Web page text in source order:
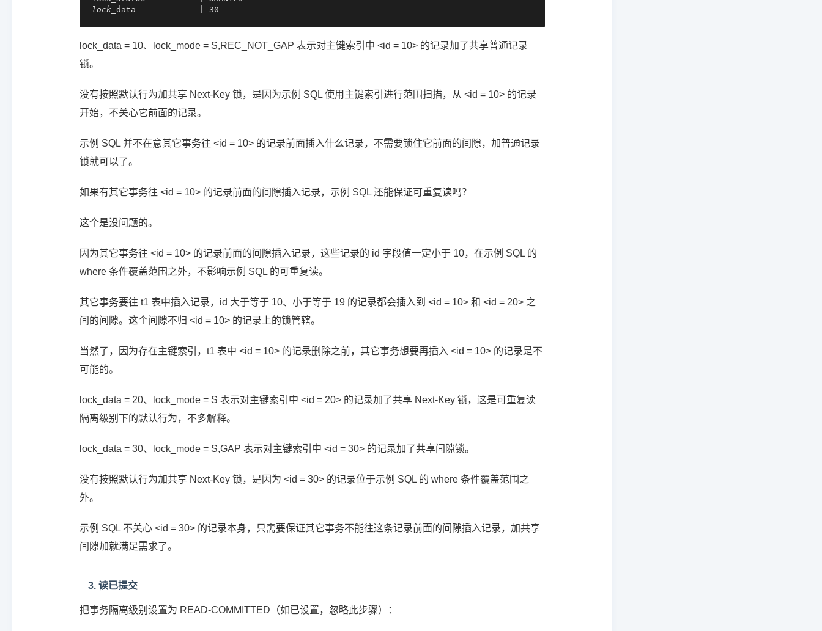
lock_ data             | 30
lock_data = 10、lock_mode = S,REC_NOT_GAP 表示对主键索引中 <id = 10> 的记录加了共享普通记录
锁。
没有按照默认行为加共享 Next-Key 锁，是因为示例 SQL 使用主键索引进行范围扫描，从 <id = 10> 的记录
开始，不关心它前面的记录。
示例 SQL 并不在意其它事务往 <id = 10> 的记录前面插入什么记录，不需要锁住它前面的间隙，加普通记录
锁就可以了。
如果有其它事务往 <id = 10> 的记录前面的间隙插入记录，示例 SQL 还能保证可重复读吗？
这个是没问题的。
因为其它事务往 <id = 10> 的记录前面的间隙插入记录，这些记录的 id 字段值一定小于 10，在示例 SQL 的
where 条件覆盖范围之外，不影响示例 SQL 的可重复读。
其它事务要往 t1 表中插入记录，id 大于等于 10、小于等于 19 的记录都会插入到 <id = 10> 和 <id = 20> 之
间的间隙。这个间隙不归 <id = 10> 的记录上的锁管辖。
当然了，因为存在主键索引，t1 表中 <id = 10> 的记录删除之前，其它事务想要再插入 <id = 10> 的记录是不
可能的。
lock_data = 20、lock_mode = S 表示对主键索引中 <id = 20> 的记录加了共享 Next-Key 锁，这是可重复读
隔离级别下的默认行为，不多解释。
lock_data = 30、lock_mode = S,GAP 表示对主键索引中 <id = 30> 的记录加了共享间隙锁。
没有按照默认行为加共享 Next-Key 锁，是因为 <id = 30> 的记录位于示例 SQL 的 where 条件覆盖范围之
外。
示例 SQL 不关心 <id = 30> 的记录本身，只需要保证其它事务不能往这条记录前面的间隙插入记录，加共享
间隙加就满足需求了。
3. 读已提交
把事务隔离级别设置为 READ-COMMITTED（如已设置，忽略此步骤）：